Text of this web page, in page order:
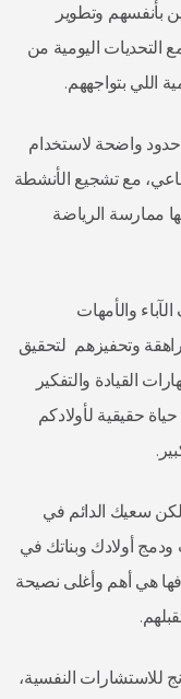
بأنفسهم وتطوير
التحديات اليومية من
اللي بتواجههم.
واضحة لاستخدام
مع تشجيع الأنشطة
ممارسة الرياضة
والأمهات
وتحفيزهم لتحقيق
القيادة والتفكير
حقيقية لأولادكم
سعيك الدائم في
أولادك وبناتك في
هي أهم وأغلى نصيحة
للاستشارات النفسية،